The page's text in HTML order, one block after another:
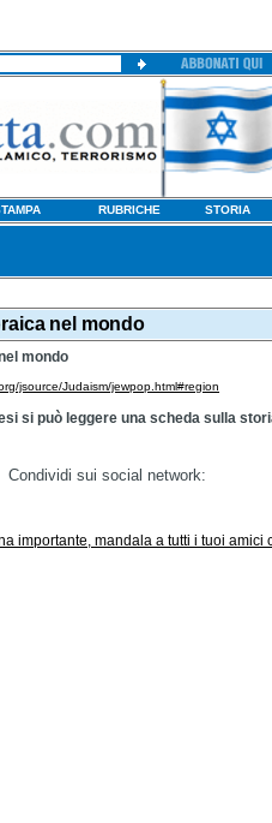
RUBRICHE STORIA
nel mondo
mondo
jsource/Judaism/jewpop.html#region
si può leggere una scheda sulla
Condividi sui social network:
importante, mandala a tutti i tuoi amici